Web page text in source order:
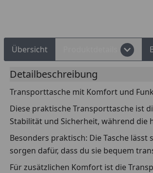
Übersicht
Detailbeschreibung
Transporttasche mit Komfort und
Diese praktische Transporttasche ist
Stabilität und Sicherheit, während
Besonders praktisch: Die Tasche
sorgen dafür, dass du sie bequem
Für zusätzlichen Komfort ist die